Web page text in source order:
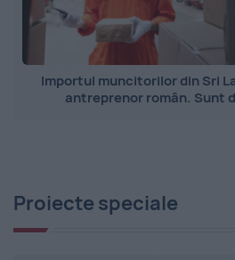
Importul muncitorilor din Sri
antreprenor român. Sunt
Proiecte speciale